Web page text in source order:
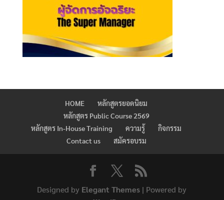
HOME
หลักสูตรยอดนิยม
หลักสูตร Public Course 2569
หลักสูตร In-House Training
ความรู้
กิจกรรม
Contact us
สมัครอบรม
Designed by Elegant Themes | Powered by